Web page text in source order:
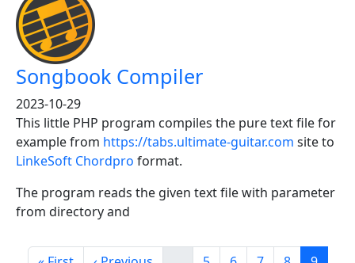
Songbook Compiler
2023-10-29
This little PHP program compiles the pure text file for
example from https://tabs.ultimate-guitar.com site to
LinkeSoft Chordpro format.
The program reads the given text file with parameter
from directory and
Pagination